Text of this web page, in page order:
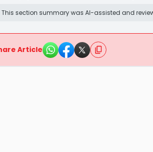
This section summary was AI-assisted and
Article